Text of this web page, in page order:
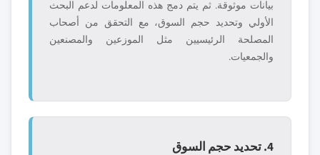
بيانات موثوقة. ثم يتم دمج هذه المعلومات لدعم البحث
الأولي وتحديد حجم السوق، مع التحقق من أصحاب
المصلحة الرئيسيين مثل الموزعين والمصنعين
والجمعيات.
4. تحديد حجم السوق